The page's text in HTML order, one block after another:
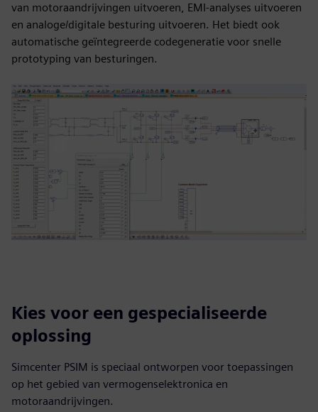
van motoraandrijvingen uitvoeren, EMI-analyses uitvoeren
en analoge/digitale besturing uitvoeren. Het biedt ook
automatische geïntegreerde codegeneratie voor snelle
prototyping van besturingen.
Kies voor een gespecialiseerde
oplossing
Simcenter PSIM is speciaal ontworpen voor toepassingen
op het gebied van vermogenselektronica en
motoraandrijvingen.